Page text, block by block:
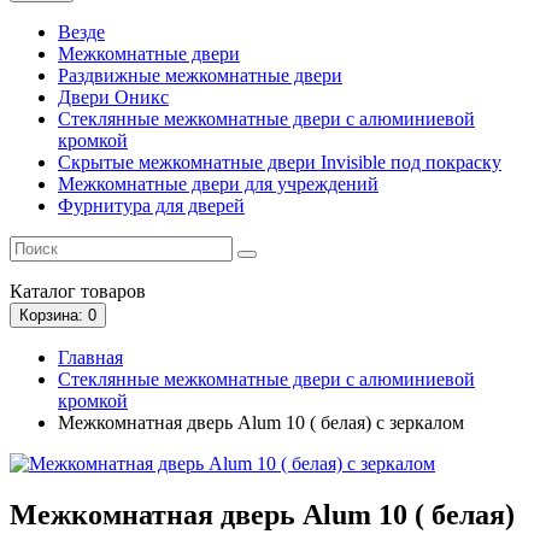
Везде
Межкомнатные двери
Раздвижные межкомнатные двери
Двери Оникс
Стеклянные межкомнатные двери с алюминиевой
кромкой
Скрытые межкомнатные двери Invisible под покраску
Межкомнатные двери для учреждений
Фурнитура для дверей
Каталог товаров
Корзина: 0
Главная
Стеклянные межкомнатные двери с алюминиевой
кромкой
Межкомнатная дверь Alum 10 ( белая) с зеркалом
Межкомнатная дверь Alum 10 ( белая)